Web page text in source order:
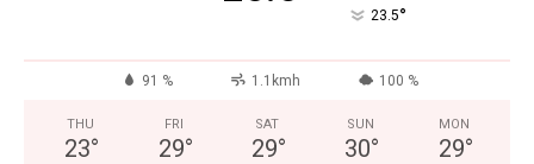
23.5°
91 % 1.1kmh 100 %
THU
23°
FRI
29°
SAT
29°
SUN
30°
MON
29°